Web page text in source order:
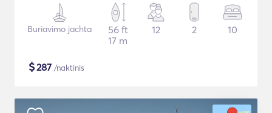
Buriavimo jachta
56 ft
17 m
12 2 10
$287 /naktinis